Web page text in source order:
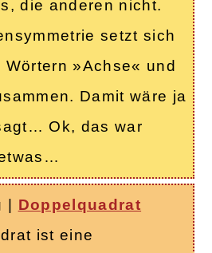
die anderen nicht.
setzt sich
»Achse« und
Damit wäre ja
Ok, das war
| Doppelquadrat
ist eine